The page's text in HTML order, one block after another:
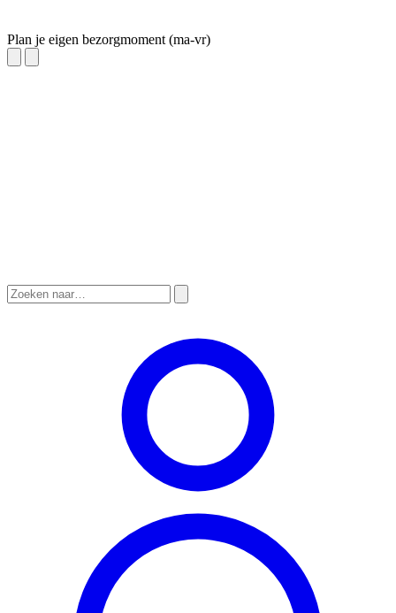
Plan je eigen bezorgmoment (ma-vr)